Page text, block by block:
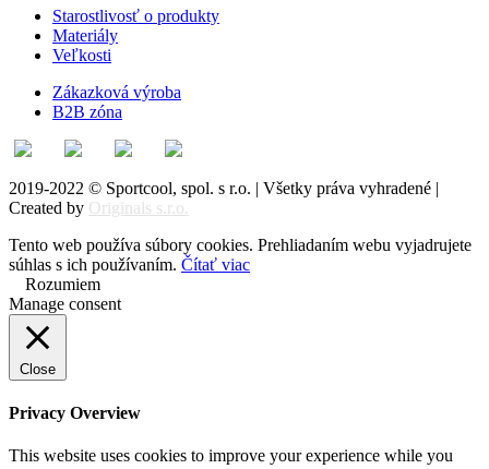
Starostlivosť o produkty
Materiály
Veľkosti
Zákazková výroba
B2B zóna
2019-2022 © Sportcool, spol. s r.o. | Všetky práva vyhradené |
Created by Originals s.r.o.
Tento web používa súbory cookies. Prehliadaním webu vyjadrujete
súhlas s ich používaním. Čítať viac
Rozumiem
Manage consent
Close
Privacy Overview
This website uses cookies to improve your experience while you